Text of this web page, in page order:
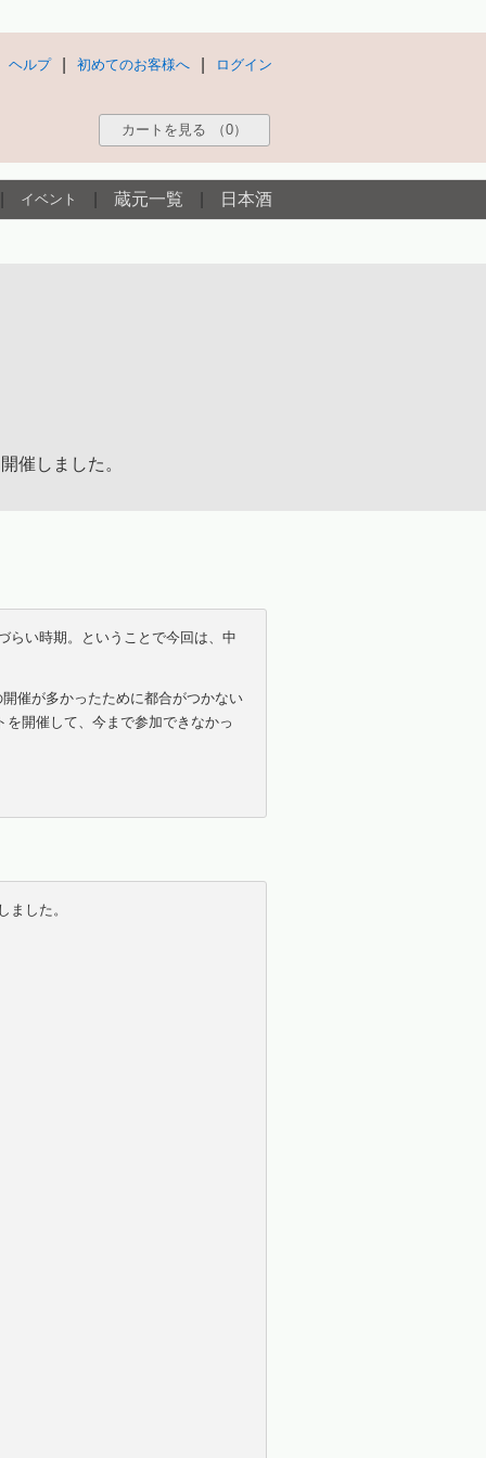
ログイン
初めてのお客様へ
ヘルプ
カートを見る （0）
イベント 蔵元一覧 日本酒
催しました。
らい時期。ということで今回は、中
催が多かったために都合がつかない
開催して、今まで参加できなかっ
した。